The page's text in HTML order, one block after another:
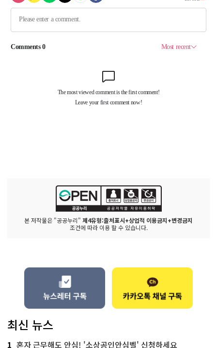
본 저작물은 "공공누리" 제4유형:출처표시+상업적 이용금지+변경금지
조건에 따라 이용 할 수 있습니다.
최신 뉴스
1 혼자 근무해도 안심! '소상공인안심벨' 신청하세요